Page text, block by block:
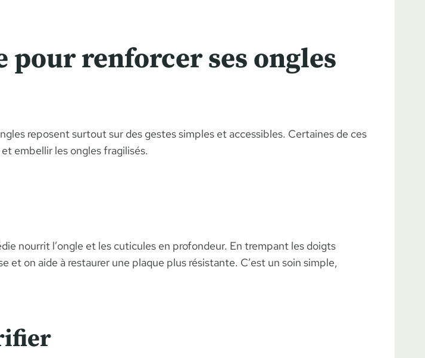
pour renforcer ses ongles
reposent surtout sur des gestes simples et accessibles. Certaines de ces
embellir les ongles fragilisés.
nourrit l’ongle et les cuticules en profondeur. En trempant les doigts
et on aide à restaurer une plaque plus résistante. C’est un soin simple,